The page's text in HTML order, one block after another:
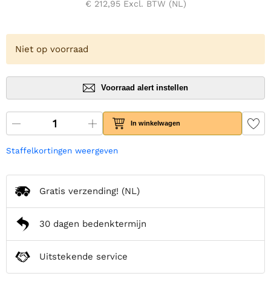
€ 212,95Excl. BTW (NL)
Niet op voorraad
Voorraad alert instellen
In winkelwagen
Staffelkortingen weergeven
Gratis verzending! (NL)
30 dagen bedenktermijn
Uitstekende service